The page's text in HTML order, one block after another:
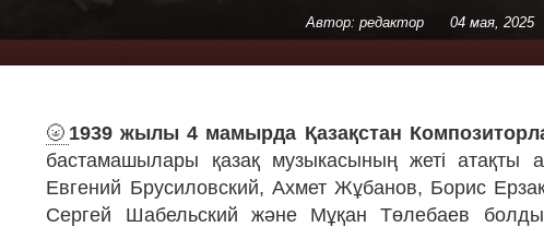
Автор: редактор 04 мая, 2025
🌝 1939 жылы 4 мамырда Қазақстан
бастамашылары қазақ музыкасының жеті
Евгений Брусиловский, Ахмет Жұбанов, Борис
Сергей Шабельский және Мұқан Төлебаев болды.